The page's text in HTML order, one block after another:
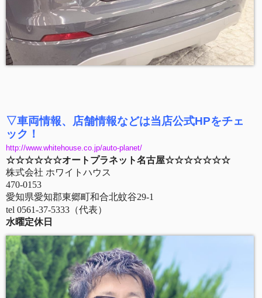
▽車両情報、店舗情報などは当店公式HPをチェ
ック！
http://www.whitehouse.co.jp/auto-planet/
☆☆☆☆☆☆オートプラネット名古屋☆☆☆☆☆☆☆
株式会社 ホワイトハウス
470-0153
愛知県愛知郡東郷町和合北蚊谷29-1
tel 0561-37-5333（代表）
水曜定休日